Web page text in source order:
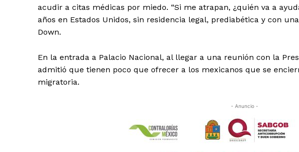
acudir a citas médicas por miedo. “Si me atrapan, ¿quién va a
años en Estados Unidos, sin residencia legal, prediabética y con
Down.
En la entrada a Palacio Nacional, al llegar a una reunión con la
admitió que tienen poco que ofrecer a los mexicanos que se
migratoria.
- Anuncio -